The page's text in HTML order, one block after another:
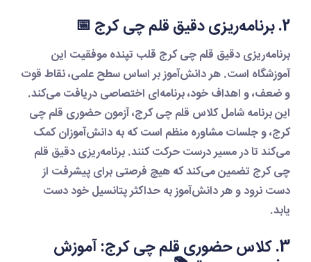
برنامه‌ریزی دقیق قلم چی کرجقلب تپنده موفقیت این
آموزشگاه است. هر دانش‌آموز بر اساس سطح علمی، نقاط قوت
و ضعف، و اهداف خود، برنامه‌ای اختصاصی دریافت می‌کند.
این برنامه شاملکلاس قلم چی کرج،آزمون حضوری قلم چی
، و جلسات مشاوره منظم است که به دانش‌آموزان کمک
می‌کند تا در مسیر درست حرکت کنند.برنامه‌ریزی دقیق قلم
چی کرجتضمین می‌کند که هیچ فرصتی برای پیشرفت از
دست نرود و هر دانش‌آموز به حداکثر پتانسیل خود دست
3. کلاس حضوری قلم چی کرج: آموزش